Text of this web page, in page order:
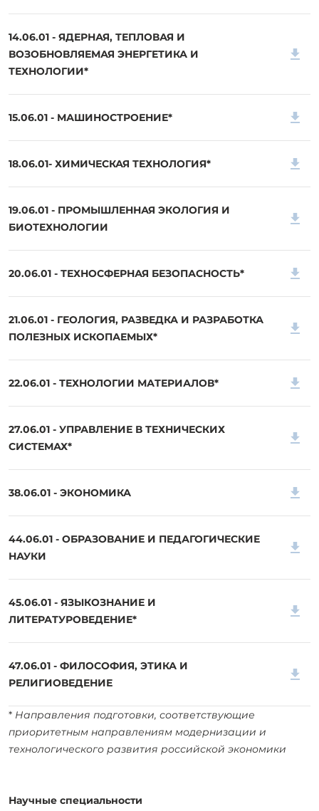
14.06.01 - ЯДЕРНАЯ, ТЕПЛОВАЯ И
ВОЗОБНОВЛЯЕМАЯ ЭНЕРГЕТИКА И
ТЕХНОЛОГИИ*
15.06.01 - МАШИНОСТРОЕНИЕ*
18.06.01- ХИМИЧЕСКАЯ ТЕХНОЛОГИЯ*
19.06.01 - ПРОМЫШЛЕННАЯ ЭКОЛОГИЯ И
БИОТЕХНОЛОГИИ
20.06.01 - ТЕХНОСФЕРНАЯ БЕЗОПАСНОСТЬ*
21.06.01 - ГЕОЛОГИЯ, РАЗВЕДКА И РАЗРАБОТКА
ПОЛЕЗНЫХ ИСКОПАЕМЫХ*
22.06.01 - ТЕХНОЛОГИИ МАТЕРИАЛОВ*
27.06.01 - УПРАВЛЕНИЕ В ТЕХНИЧЕСКИХ
СИСТЕМАХ*
38.06.01 - ЭКОНОМИКА
44.06.01 - ОБРАЗОВАНИЕ И ПЕДАГОГИЧЕСКИЕ
НАУКИ
45.06.01 - ЯЗЫКОЗНАНИЕ И
ЛИТЕРАТУРОВЕДЕНИЕ*
47.06.01 - ФИЛОСОФИЯ, ЭТИКА И
РЕЛИГИОВЕДЕНИЕ
* Направления подготовки, соответствующие
приоритетным направлениям модернизации и
технологического развития российской экономики
Научные специальности